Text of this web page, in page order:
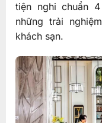
tiện nghi chuẩn
những trải
khách sạn.